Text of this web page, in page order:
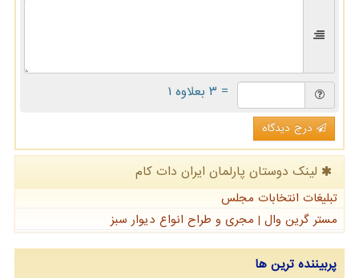
= ۳ بعلاوه ۱
درج دیدگاه
لینک دوستان پارلمان ایران دات كام
تبلیغات انتخابات مجلس
مستر گرین وال | مجری و طراح انواع دیوار سبز
پربیننده ترین ها